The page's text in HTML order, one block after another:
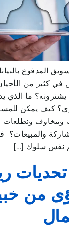
المدفوع
في كثير من
ما الذي
كيف يمكن
ومخاوف وتطلعات
والمبيعات؟
نفس سلوك […]
من